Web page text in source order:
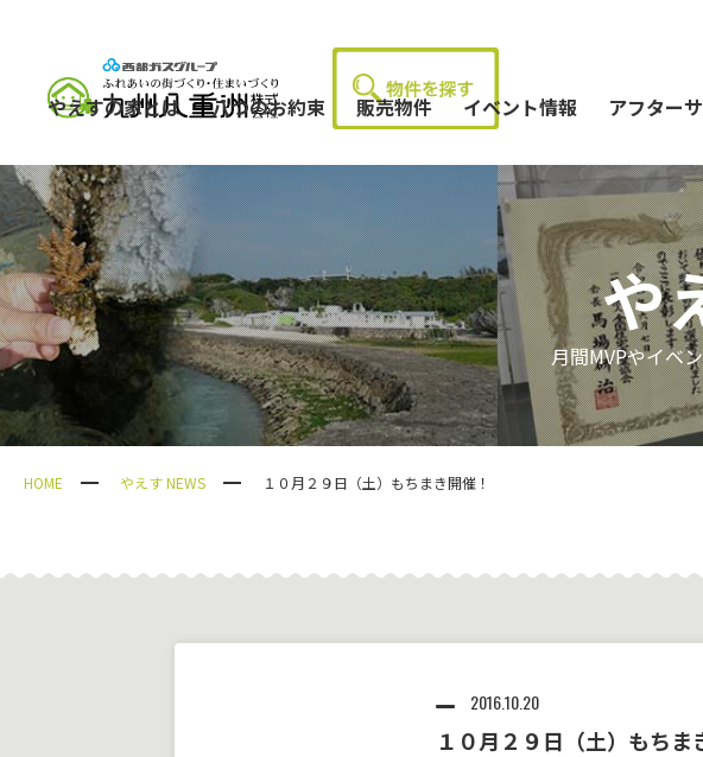
やえすの家とは 八つのお約束 販売物件 イベント情報 アフター
や
月間MVPやイベ
HOME やえす NEWS １０月２９日（土）もちまき開催！
2016.10.20
１０月２９日（土）もちま